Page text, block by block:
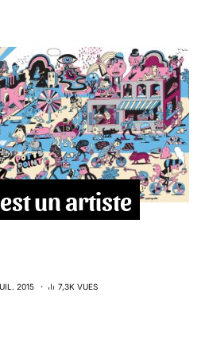
un artiste
2015
7,3K VUES